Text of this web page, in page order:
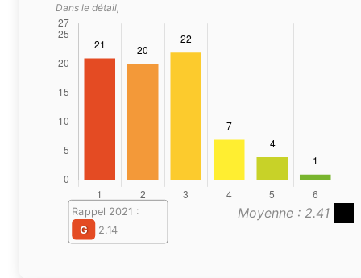
Dans le détail,
Moyenne : 2.41
Rappel 2021 :
G
2.14